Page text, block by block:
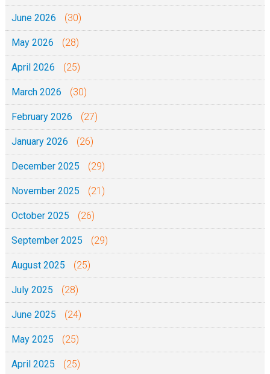
June 2026 (30)
May 2026 (28)
April 2026 (25)
March 2026 (30)
February 2026 (27)
January 2026 (26)
December 2025 (29)
November 2025 (21)
October 2025 (26)
September 2025 (29)
August 2025 (25)
July 2025 (28)
June 2025 (24)
May 2025 (25)
April 2025 (25)